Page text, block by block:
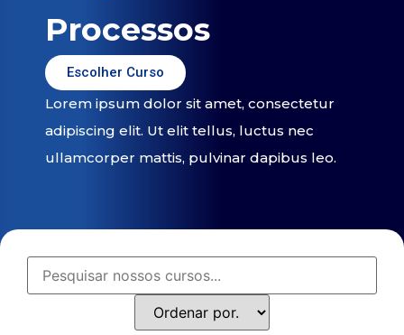
Processos
Escolher Curso
Lorem ipsum dolor sit amet, consectetur
adipiscing elit. Ut elit tellus, luctus nec
ullamcorper mattis, pulvinar dapibus leo.